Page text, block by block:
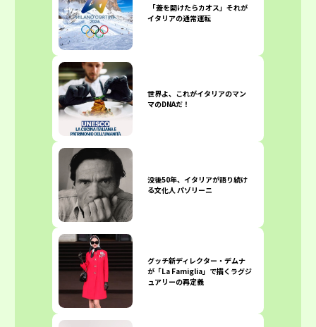
「蓋を開けたらカオス」それが
イタリアの通常運転
世界よ、これがイタリアのマン
マのDNAだ！
没後50年、イタリアが語り続け
る文化人 パゾリーニ
グッチ新ディレクター・デムナ
が「La Famiglia」で描くラグジ
ュアリーの再定義